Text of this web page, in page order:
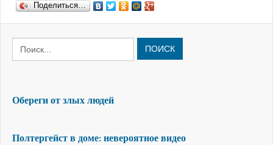
Поделиться…
ПОИСК
Обереги от злых людей
Полтергейст в доме: невероятное видео